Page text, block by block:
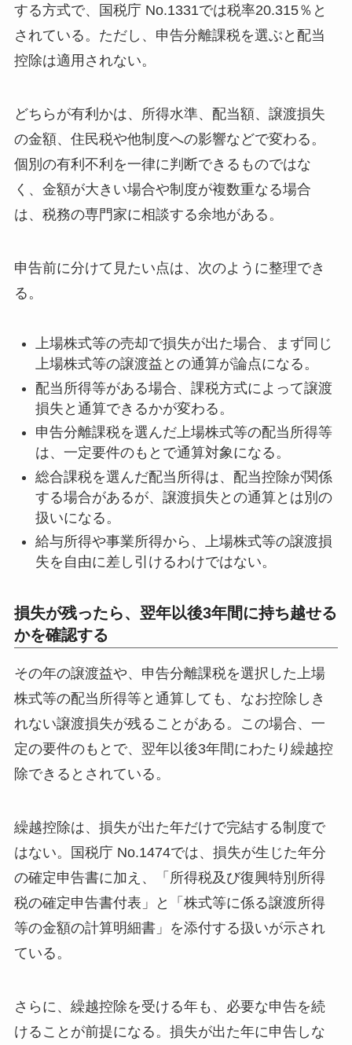
する方式で、国税庁 No.1331では税率20.315％と
されている。ただし、申告分離課税を選ぶと配当
控除は適用されない。
どちらが有利かは、所得水準、配当額、譲渡損失
の金額、住民税や他制度への影響などで変わる。
個別の有利不利を一律に判断できるものではな
く、金額が大きい場合や制度が複数重なる場合
は、税務の専門家に相談する余地がある。
申告前に分けて見たい点は、次のように整理でき
る。
上場株式等の売却で損失が出た場合、まず同じ
上場株式等の譲渡益との通算が論点になる。
配当所得等がある場合、課税方式によって譲渡
損失と通算できるかが変わる。
申告分離課税を選んだ上場株式等の配当所得等
は、一定要件のもとで通算対象になる。
総合課税を選んだ配当所得は、配当控除が関係
する場合があるが、譲渡損失との通算とは別の
扱いになる。
給与所得や事業所得から、上場株式等の譲渡損
失を自由に差し引けるわけではない。
損失が残ったら、翌年以後3年間に持ち越せる
かを確認する
その年の譲渡益や、申告分離課税を選択した上場
株式等の配当所得等と通算しても、なお控除しき
れない譲渡損失が残ることがある。この場合、一
定の要件のもとで、翌年以後3年間にわたり繰越控
除できるとされている。
繰越控除は、損失が出た年だけで完結する制度で
はない。国税庁 No.1474では、損失が生じた年分
の確定申告書に加え、「所得税及び復興特別所得
税の確定申告書付表」と「株式等に係る譲渡所得
等の金額の計算明細書」を添付する扱いが示され
ている。
さらに、繰越控除を受ける年も、必要な申告を続
けることが前提になる。損失が出た年に申告しな